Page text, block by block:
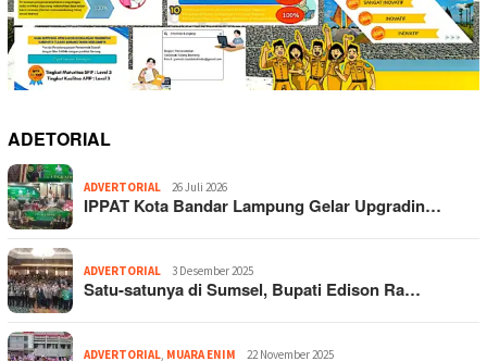
ADETORIAL
ADVERTORIAL 26 Juli 2026
IPPAT Kota Bandar Lampung Gelar Upgradin…
ADVERTORIAL 3 Desember 2025
Satu-satunya di Sumsel, Bupati Edison Ra…
ADVERTORIAL MUARA ENIM 22 November 2025